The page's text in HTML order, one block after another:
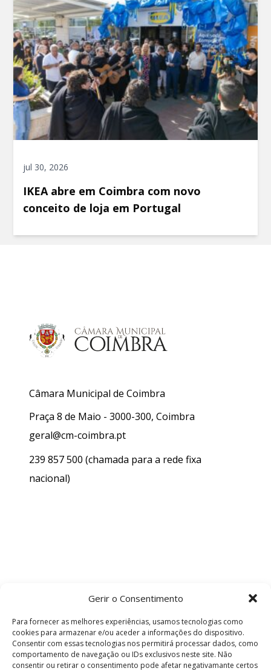
Gerir o Consentimento
Para fornecer as melhores experiências, usamos tecnologias como
cookies para armazenar e/ou aceder a informações do dispositivo.
Consentir com essas tecnologias nos permitirá processar dados, como
comportamento de navegação ou IDs exclusivos neste site. Não
consentir ou retirar o consentimento pode afetar negativamante certos
jul 30, 2026
IKEA abre em Coimbra com novo
conceito de loja em Portugal
Câmara Municipal de Coimbra
Praça 8 de Maio - 3000-300, Coimbra
geral@cm-coimbra.pt
239 857 500 (chamada para a rede fixa
nacional)